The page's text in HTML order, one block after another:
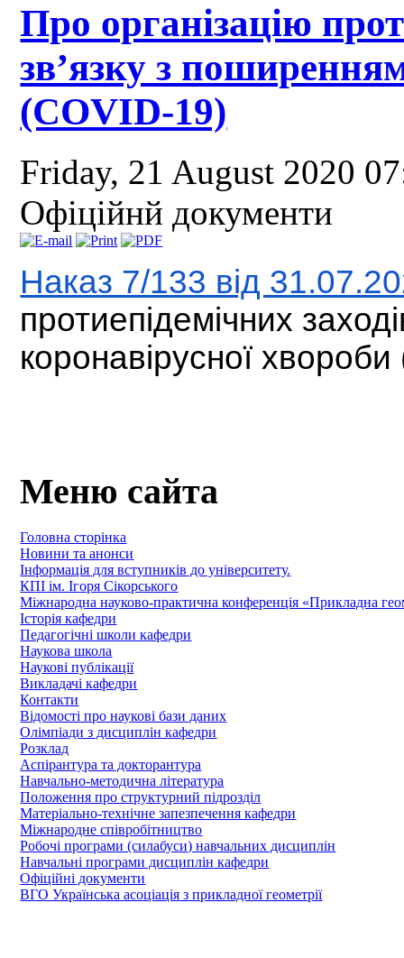
Про організацію
зв’язку з
(COVID-19)
Friday, 21 August 2020
Офіційнй документи
Наказ 7/133 від
протиепідемічних
коронавірусної
Меню сайта
Головна сторінка
Новини та анонси
Інформація для вступників до університету.
КПІ ім. Ігоря Сікорського
Міжнародна науково-практична конференція «Прикладна
Історія кафедри
Педагогічні школи кафедри
Наукова школа
Наукові публікації
Викладачі кафедри
Контакти
Відомості про наукові бази даних
Олімпіади з дисциплін кафедри
Розклад
Аспірантура та докторантура
Навчально-методична література
Положення про структурний підрозділ
Матеріально-технічне запезпечення кафедри
Міжнародне співробітництво
Робочі програми (силабуси) навчальних дисциплін
Навчальні програми дисциплін кафедри
Офіційні документи
ВГО Українська асоціація з прикладної геометрії